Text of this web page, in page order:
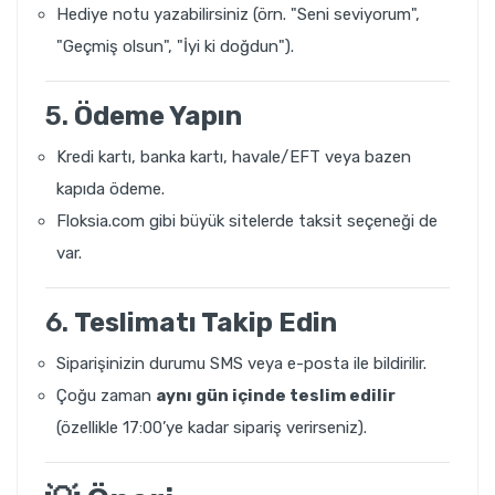
Hediye notu yazabilirsiniz (örn. "Seni seviyorum",
"Geçmiş olsun", "İyi ki doğdun").
5. Ödeme Yapın
Kredi kartı, banka kartı, havale/EFT veya bazen
kapıda ödeme.
Floksia.com gibi büyük sitelerde taksit seçeneği de
var.
6. Teslimatı Takip Edin
Siparişinizin durumu SMS veya e-posta ile bildirilir.
Çoğu zaman aynı gün içinde teslim edilir
(özellikle 17:00’ye kadar sipariş verirseniz).